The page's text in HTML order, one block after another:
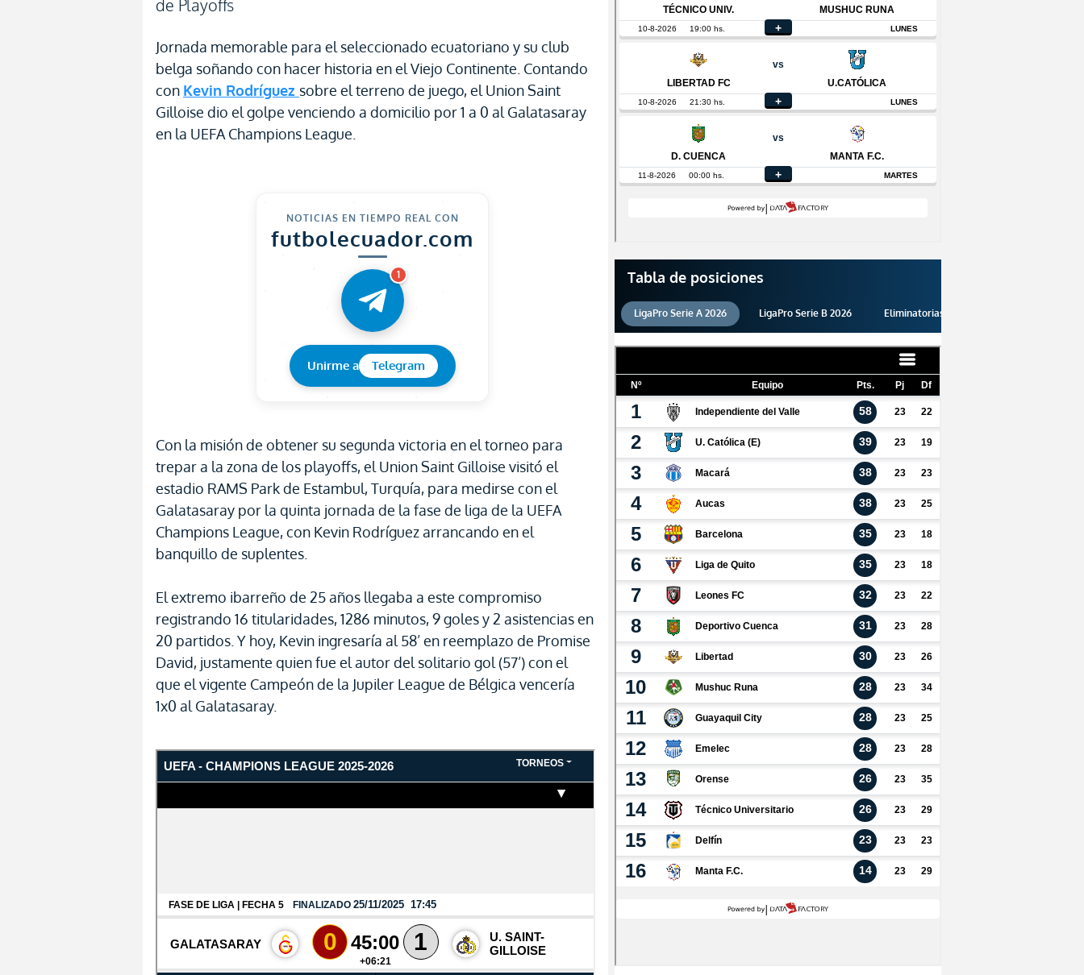
de Playoffs
Jornada memorable para el seleccionado ecuatoriano y su club
belga soñando con hacer historia en el Viejo Continente. Contando
con Kevin Rodríguez sobre el terreno de juego, el Union Saint
Gilloise dio el golpe venciendo a domicilio por 1 a 0 al Galatasaray
en la UEFA Champions League.
NOTICIAS EN TIEMPO REAL CON
futbolecuador.com
1
Unirme a Telegram
Con la misión de obtener su segunda victoria en el torneo para
trepar a la zona de los playoffs, el Union Saint Gilloise visitó el
estadio RAMS Park de Estambul, Turquía, para medirse con el
Galatasaray por la quinta jornada de la fase de liga de la UEFA
Champions League, con Kevin Rodríguez arrancando en el
banquillo de suplentes.
El extremo ibarreño de 25 años llegaba a este compromiso
registrando 16 titularidades, 1286 minutos, 9 goles y 2 asistencias en
20 partidos. Y hoy, Kevin ingresaría al 58’ en reemplazo de Promise
David, justamente quien fue el autor del solitario gol (57’) con el
que el vigente Campeón de la Jupiler League de Bélgica vencería
1x0 al Galatasaray.
Tabla de posiciones
LigaPro Serie A 2026 LigaPro Serie B 2026 Eliminatorias 2026